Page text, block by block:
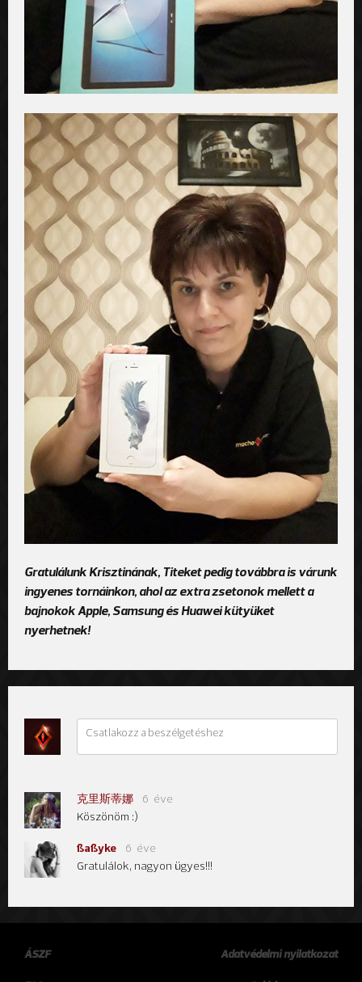
Gratulálunk Krisztinának, Titeket pedig továbbra is várunk
ingyenes tornáinkon, ahol az extra zsetonok mellett a
bajnokok Apple, Samsung és Huawei kütyüket
nyerhetnek!
克里斯蒂娜
6 éve
Köszönöm :)
ßaßyke
6 éve
Gratulálok, nagyon ügyes!!!
ÁSZF Adatvédelmi nyilatkozat